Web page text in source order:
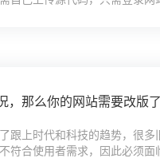
，那么你的网站需要改版了
跟上时代和科技的趋势，很多
符合使用者需求，因此必须面